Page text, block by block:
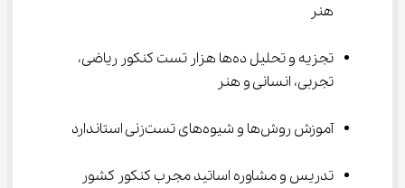
هنر
تجزیه و تحلیل ده‌ها هزار تست کنکور ریاضی،
تجربی، انسانی و هنر
آموزش روش‌ها و شیوه‌های تست‌زنی استاندارد
تدریس و مشاوره اساتید مجرب کنکور کشور